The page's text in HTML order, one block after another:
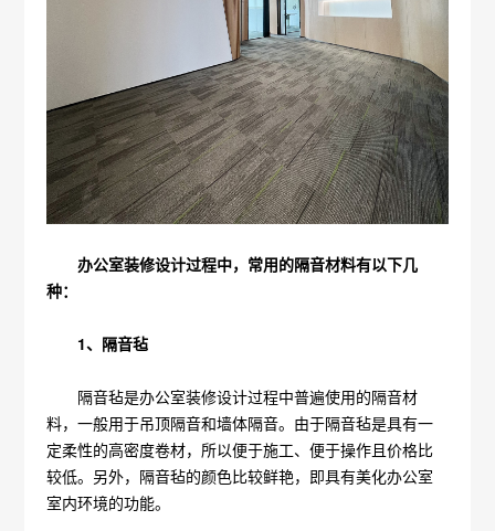
办公室装修设计过程中，常用的隔音材料有以下几
种：
1、隔音毡
隔音毡是办公室装修设计过程中普遍使用的隔音材
料，一般用于吊顶隔音和墙体隔音。由于隔音毡是具有一
定柔性的高密度卷材，所以便于施工、便于操作且价格比
较低。另外，隔音毡的颜色比较鲜艳，即具有美化办公室
室内环境的功能。